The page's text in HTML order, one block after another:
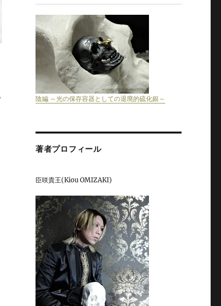
陰編 ～光の保存容器としての退廃的硫化銀～
著者プロフィール
臣咲貴王(Kiou OMIZAKI)